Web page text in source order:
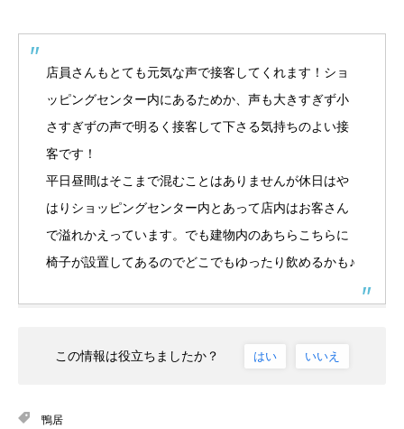
店員さんもとても元気な声で接客してくれます！ショ
ッピングセンター内にあるためか、声も大きすぎず小
さすぎずの声で明るく接客して下さる気持ちのよい接
客です！
平日昼間はそこまで混むことはありませんが休日はや
はりショッピングセンター内とあって店内はお客さん
で溢れかえっています。でも建物内のあちらこちらに
椅子が設置してあるのでどこでもゆったり飲めるかも♪
この情報は役立ちましたか？ はい いいえ
鴨居